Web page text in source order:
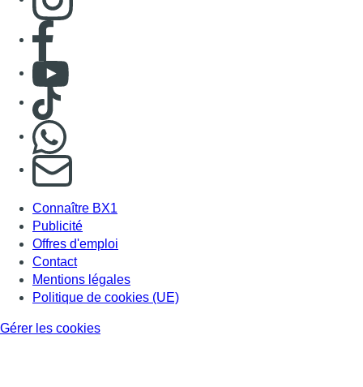
Consulter page Facebook
Consulter Youtube
Consulter TikTok
S'abonner à notre newsletter
Connaître BX1
Publicité
Offres d'emploi
Contact
Mentions légales
Politique de cookies (UE)
Gérer les cookies